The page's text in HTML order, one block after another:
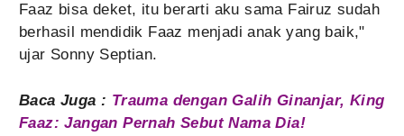
Faaz bisa deket, itu berarti aku sama Fairuz sudah
berhasil mendidik Faaz menjadi anak yang baik,"
ujar Sonny Septian.
Baca Juga : Trauma dengan Galih Ginanjar, King
Faaz: Jangan Pernah Sebut Nama Dia!